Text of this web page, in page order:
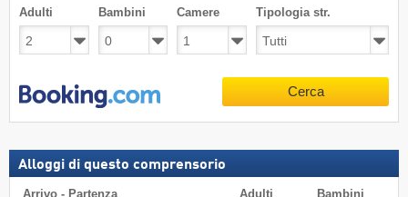
Adulti Bambini Camere Tipologia str.
Cerca
Alloggi di questo comprensorio
Arrivo - Partenza Adulti Bambini